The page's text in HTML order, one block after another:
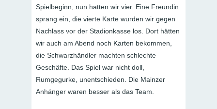
Spielbeginn, nun hatten wir vier. Eine Freundin
sprang ein, die vierte Karte wurden wir gegen
Nachlass vor der Stadionkasse los. Dort hätten
wir auch am Abend noch Karten bekommen,
die Schwarzhändler machten schlechte
Geschäfte. Das Spiel war nicht doll,
Rumgegurke, unentschieden. Die Mainzer
Anhänger waren besser als das Team.